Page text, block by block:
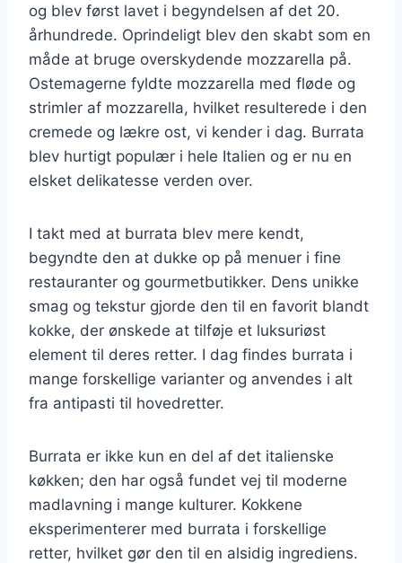
og blev først lavet i begyndelsen af det 20.
århundrede. Oprindeligt blev den skabt som en
måde at bruge overskydende mozzarella på.
Ostemagerne fyldte mozzarella med fløde og
strimler af mozzarella, hvilket resulterede i den
cremede og lækre ost, vi kender i dag. Burrata
blev hurtigt populær i hele Italien og er nu en
elsket delikatesse verden over.
I takt med at burrata blev mere kendt,
begyndte den at dukke op på menuer i fine
restauranter og gourmetbutikker. Dens unikke
smag og tekstur gjorde den til en favorit blandt
kokke, der ønskede at tilføje et luksuriøst
element til deres retter. I dag findes burrata i
mange forskellige varianter og anvendes i alt
fra antipasti til hovedretter.
Burrata er ikke kun en del af det italienske
køkken; den har også fundet vej til moderne
madlavning i mange kulturer. Kokkene
eksperimenterer med burrata i forskellige
retter, hvilket gør den til en alsidig ingrediens.